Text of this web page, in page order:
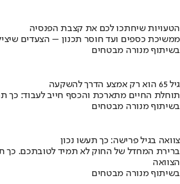
הטעויות שיחתכו לכם את קצבת הפנסיה
ממשיכת כספים ועד חוסר תכנון – הצעדים
בשיתוף מנורה מבטחים
גיל 65 הוא רק אמצע הדרך להשקעה
תוחלת החיים מתארכת והכסף חייב לעבוד: כך
בשיתוף מנורה מבטחים
צוואה בגיל פרישה: כך תעשו נכון
ברירת המחדל של החוק לא תמיד לטובתכם. כך
הצוואה
בשיתוף מנורה מבטחים